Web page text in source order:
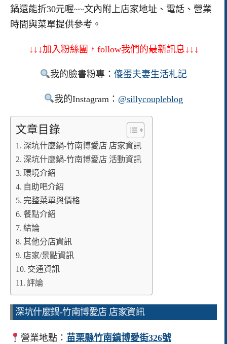
鍋還能折30元喔~~文內附上店家地址、電話、營業
時間與菜單提供參考。
↓↓↓加入粉絲團，follow我們的最新訊息↓↓↓
我的臉書粉專：傻蛋夫妻生活札記
我的Instagram： @sillycoupleblog
文章目錄
深坑什麼鍋-竹南博愛店 店家資訊
深坑什麼鍋-竹南博愛店 活動資訊
環境介紹
自助吧介紹
完整菜單與價格
餐點介紹
結論
其他分店資訊
店家/景點資訊
交通資訊
評論
深坑什麼鍋-竹南博愛店 店家資訊
營業地點： 苗栗縣竹南鎮博愛街326號